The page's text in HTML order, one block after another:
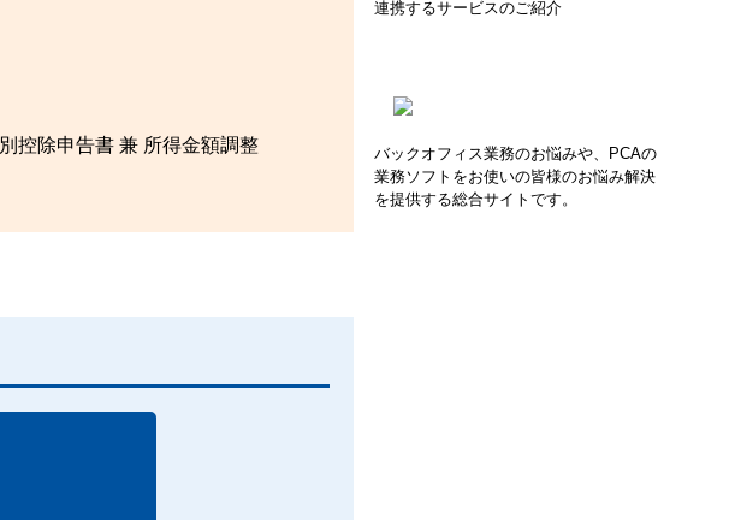
連携するサービスのご紹介
バックオフィス業務のお悩みや、PCAの
業務ソフトをお使いの皆様のお悩み解決
を提供する総合サイトです。
控除申告書 兼 所得金額調整